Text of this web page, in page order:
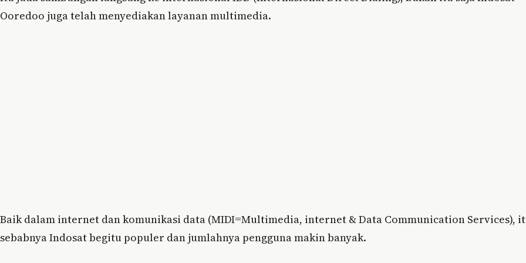
Ooredoo juga telah menyediakan layanan multimedia.
Baik dalam internet dan komunikasi data (MIDI=Multimedia, internet & Data Communication Services),
sebabnya Indosat begitu populer dan jumlahnya pengguna makin banyak.